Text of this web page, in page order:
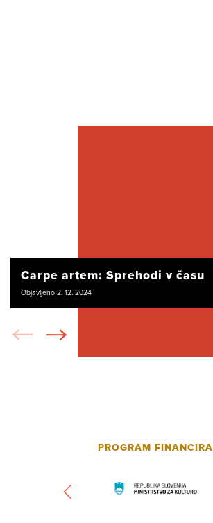
Carpe artem: Sprehodi v času
Objavljeno 2. 12. 2024
PROGRAM FINANCIRA